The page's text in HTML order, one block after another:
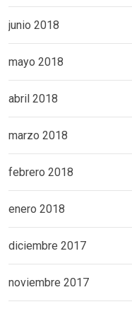
junio 2018
mayo 2018
abril 2018
marzo 2018
febrero 2018
enero 2018
diciembre 2017
noviembre 2017